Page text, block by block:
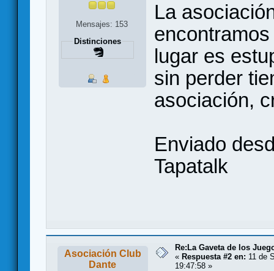
Mensajes: 153
Distinciones
La
lugar es
sin perder
asociación,
Enviado
Tapatalk
Asociación Club
Dante
Re:La Gaveta de los
« Respuesta #2 en: 11 de
19:47:58 »